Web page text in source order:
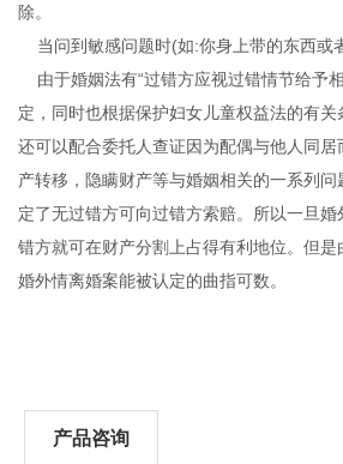
除。
当问到敏感问题时(如:你身上带的东西或
由于婚姻法有“过错方应视过错情节给予
定，同时也根据保护妇女儿童权益法的有关
还可以配合委托人查证因为配偶与他人同
产转移，隐瞒财产等与婚姻相关的一系列
定了无过错方可向过错方索赔。所以一旦
错方就可在财产分割上占得有利地位。但
婚外情离婚案能被认定的曲指可数。
产品咨询